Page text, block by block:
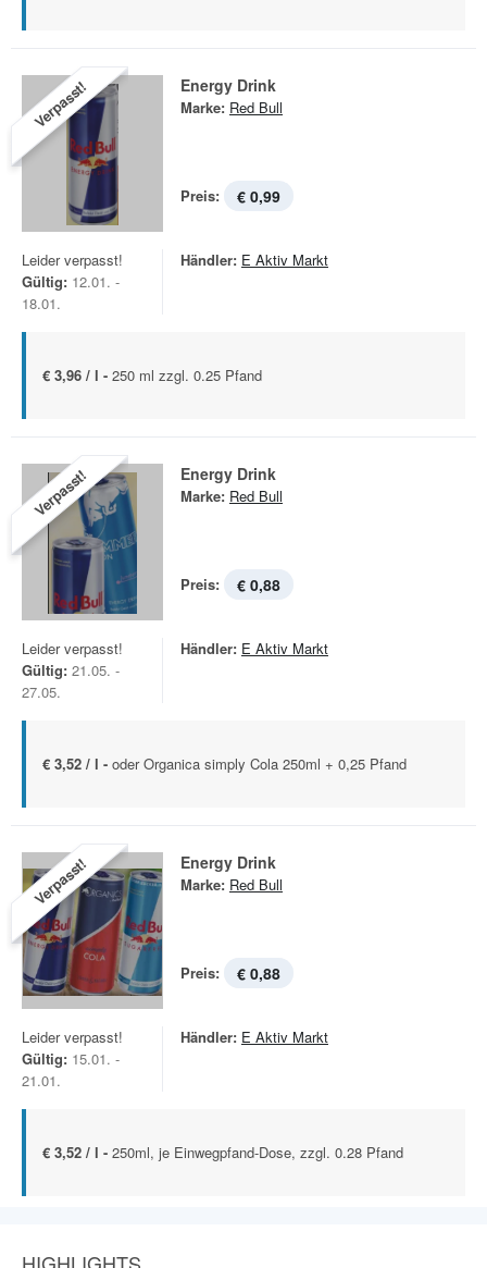
Verpasst! Energy Drink
Marke: Red Bull
Preis: € 0,99
Leider verpasst!
Gültig: 12.01. -
18.01.
Händler: E Aktiv Markt
€ 3,96 / l - 250 ml zzgl. 0.25 Pfand
Verpasst! Energy Drink
Marke: Red Bull
Preis: € 0,88
Leider verpasst!
Gültig: 21.05. -
27.05.
Händler: E Aktiv Markt
€ 3,52 / l - oder Organica simply Cola 250ml + 0,25 Pfand
Verpasst! Energy Drink
Marke: Red Bull
Preis: € 0,88
Leider verpasst!
Gültig: 15.01. -
21.01.
Händler: E Aktiv Markt
€ 3,52 / l - 250ml, je Einwegpfand-Dose, zzgl. 0.28 Pfand